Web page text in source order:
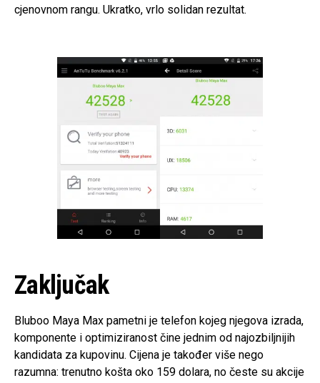
cjenovnom rangu. Ukratko, vrlo solidan rezultat.
Zaključak
Bluboo Maya Max pametni je telefon kojeg njegova izrada,
komponente i optimiziranost čine jednim od najozbiljnijih
kandidata za kupovinu. Cijena je također više nego
razumna: trenutno košta oko 159 dolara, no česte su akcije